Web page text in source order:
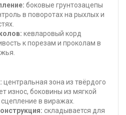
боковые грунтозацепы
в поворотах на рыхлых и
кевларовый корд
к порезам и проколам в
центральная зона из твёрдого
износ, боковины из мягкой
в виражах.
складывается для